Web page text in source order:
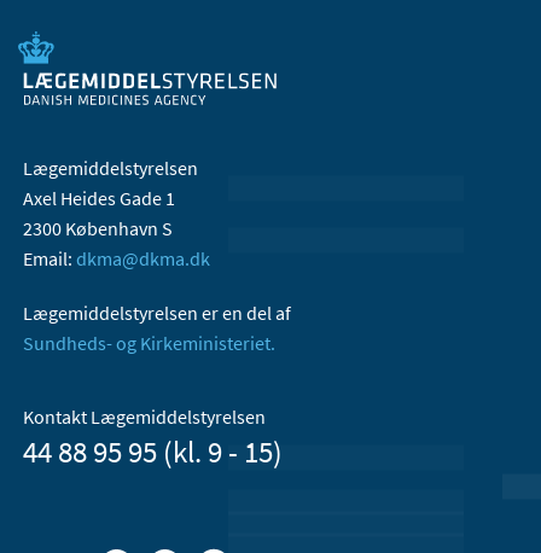
Lægemiddelstyrelsen
Axel Heides Gade 1
2300 København S
Email: dkma@dkma.dk
Lægemiddelstyrelsen er en del af
Sundheds- og Kirkeministeriet.
Kontakt Lægemiddelstyrelsen
44 88 95 95 (kl. 9 - 15)